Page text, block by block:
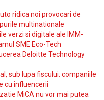
ridica noi provocari de
multinationale
verzi si digitale ale IMM-
SME Eco-Tech
Deloitte Technology
sub lupa fiscului: companiile
cu influencerii
MiCA nu vor mai putea